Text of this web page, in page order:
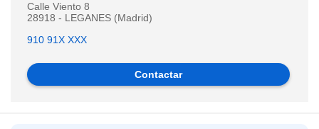
Calle Viento 8
28918 - LEGANES (Madrid)
910 91X XXX
Contactar